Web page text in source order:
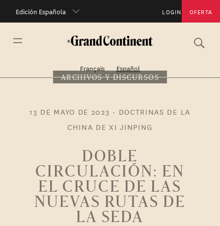
Edición Española LOGIN OFERTA
Français Español
ARCHIVOS Y DISCURSOS
13 DE MAYO DE 2023 • DOCTRINAS DE LA
CHINA DE XI JINPING
DOBLE
CIRCULACIÓN: EN
EL CRUCE DE LAS
NUEVAS RUTAS DE
LA SEDA